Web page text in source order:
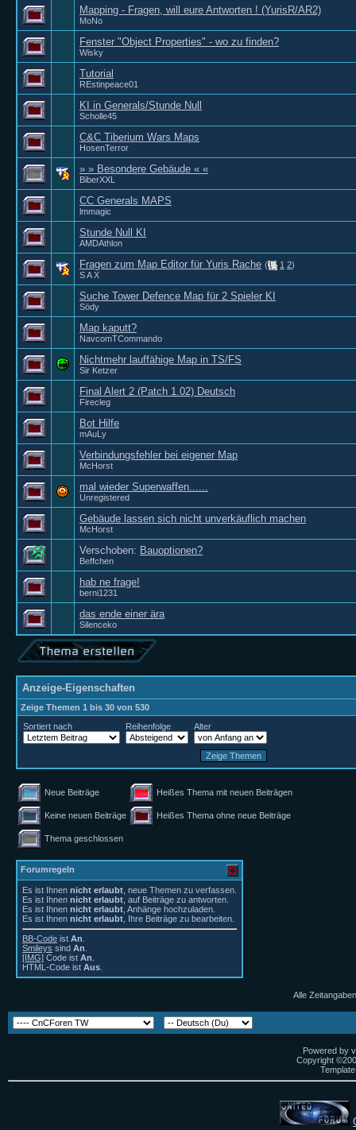
Mapping - Fragen, will eure Antworten ! (YurisR/AR2)
MoNo
Fenster "Object Properties" - wo zu finden?
Wisky
Tutorial
REstinpeace01
KI in Generals/Stunde Null
Scholle45
C&C Tiberium Wars Maps
HosenTerror
» » Besondere Gebäude « «
BiberXXL
CC Generals MAPS
lmmagic
Stunde Null KI
AMDAthlon
Fragen zum Map Editor für Yuris Rache ( 1 2)
S A X
Suche Tower Defence Map für 2 Spieler KI
Södy
Map kaputt?
NavcomTCommando
Nichtmehr lauffähige Map in TS/FS
Sir Ketzer
Final Alert 2 (Patch 1.02) Deutsch
Firecleg
Bot Hilfe
mAuLy
Verbindungsfehler bei eigener Map
McHorst
mal wieder Superwaffen......
Unregistered
Gebäude lassen sich nicht unverkäuflich machen
McHorst
Verschoben: Bauoptionen?
Beffchen
hab ne frage!
berni1231
das ende einer ära
Silenceko
Anzeige-Eigenschaften
Zeige Themen 1 bis 30 von 530
Sortiert nach
Reihenfolge Alter
Neue Beiträge Heißes Thema mit neuen Beiträgen
Keine neuen Beiträge Heißes Thema ohne neue Beiträge
Thema geschlossen
Forumregeln
Es ist Ihnen nicht erlaubt , neue Themen zu verfassen.
Es ist Ihnen nicht erlaubt , auf Beiträge zu antworten.
Es ist Ihnen nicht erlaubt , Anhänge hochzuladen.
Es ist Ihnen nicht erlaubt , Ihre Beiträge zu bearbeiten.
BB-Code ist An
Smileys sind An
[IMG] Code ist An
HTML-Code ist Aus
Alle
Powered by
Copyright